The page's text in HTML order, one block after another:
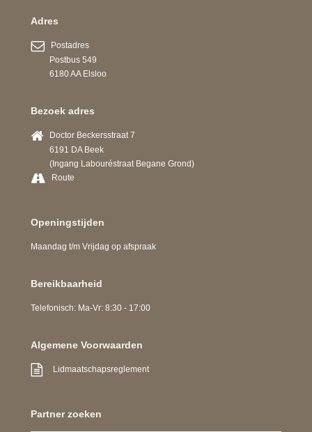
Adres
Postadres
Postbus 549
6180 AA Elsloo
Bezoek adres
Doctor Beckersstraat 7
6191 DA Beek
(Ingang Labouréstraat Begane Grond)
Route
Openingstijden
Maandag t/m Vrijdag op afspraak
Bereikbaarheid
Telefonisch: Ma-Vr: 8:30 - 17:00
Algemene Voorwaarden
Lidmaatschapsreglement
Partner zoeken